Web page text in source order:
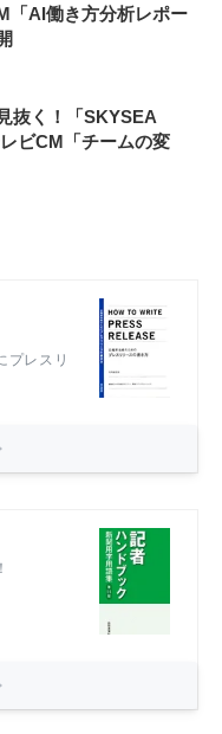
「AI働き方分析レポー
抜く！「SKYSEA
ビCM「チームの変
プレスリ